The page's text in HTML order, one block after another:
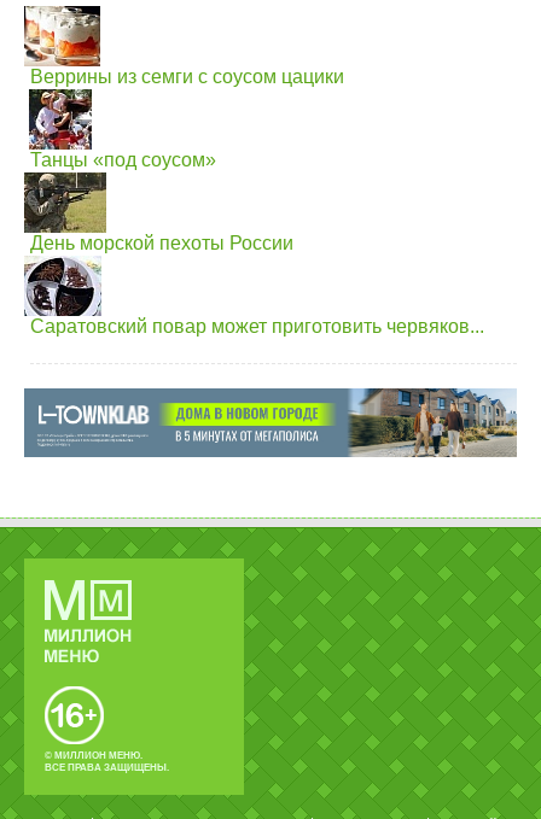
Веррины из семги с соусом цацики
Танцы «под соусом»
День морской пехоты России
Саратовский повар может приготовить червяков...
© МИЛЛИОН МЕНЮ.
ВСЕ ПРАВА ЗАЩИЩЕНЫ.